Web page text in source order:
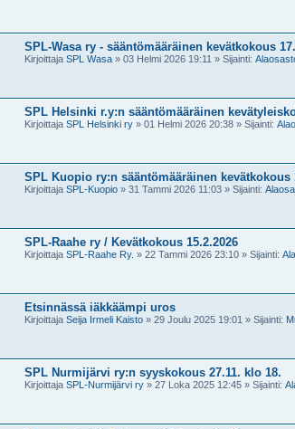
SPL-Wasa ry - sääntömääräinen kevätkokous
Kirjoittaja SPL Wasa » 03 Helmi 2026 19:11 » Sijainti:
SPL Helsinki r.y:n sääntömääräinen
Kirjoittaja SPL Helsinki ry » 01 Helmi 2026 20:38 » Sijainti:
SPL Kuopio ry:n sääntömääräinen kevätkokous
Kirjoittaja SPL-Kuopio » 31 Tammi 2026 11:03 » Sijainti:
SPL-Raahe ry / Kevätkokous 15.2.2026
Kirjoittaja SPL-Raahe Ry. » 22 Tammi 2026 23:10 » Sijainti:
Etsinnässä iäkkäämpi uros
Kirjoittaja Seija Irmeli Kaisto » 29 Joulu 2025 19:01 » Sijainti:
SPL Nurmijärvi ry:n syyskokous 27.11. klo 18.
Kirjoittaja SPL-Nurmijärvi ry » 27 Loka 2025 12:45 » Sijainti: